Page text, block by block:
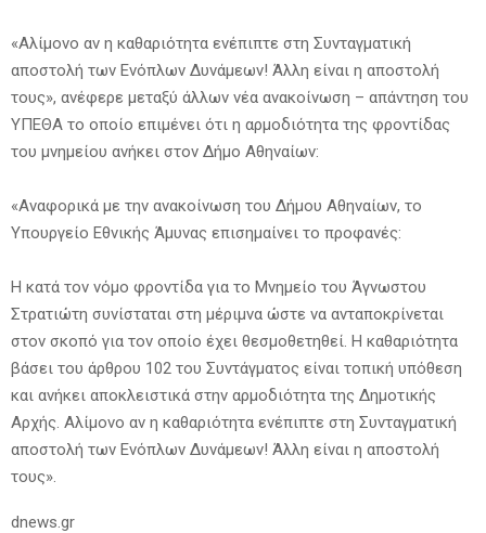
«Αλίμονο αν η καθαριότητα ενέπιπτε στη Συνταγματική
αποστολή των Ενόπλων Δυνάμεων! Άλλη είναι η αποστολή
τους», ανέφερε μεταξύ άλλων νέα ανακοίνωση – απάντηση του
ΥΠΕΘΑ το οποίο επιμένει ότι η αρμοδιότητα της φροντίδας
του μνημείου ανήκει στον Δήμο Αθηναίων:
«Αναφορικά με την ανακοίνωση του Δήμου Αθηναίων, το
Υπουργείο Εθνικής Άμυνας επισημαίνει το προφανές:
Η κατά τον νόμο φροντίδα για το Μνημείο του Άγνωστου
Στρατιώτη συνίσταται στη μέριμνα ώστε να ανταποκρίνεται
στον σκοπό για τον οποίο έχει θεσμοθετηθεί. Η καθαριότητα
βάσει του άρθρου 102 του Συντάγματος είναι τοπική υπόθεση
και ανήκει αποκλειστικά στην αρμοδιότητα της Δημοτικής
Αρχής. Αλίμονο αν η καθαριότητα ενέπιπτε στη Συνταγματική
αποστολή των Ενόπλων Δυνάμεων! Άλλη είναι η αποστολή
τους».
dnews.gr